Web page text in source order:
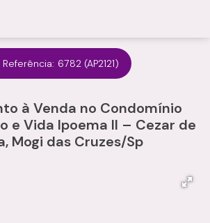
Referência: 6782 (AP2121)
à Venda no Condomínio
e Vida Ipoema II – Cezar de
Mogi das Cruzes/Sp